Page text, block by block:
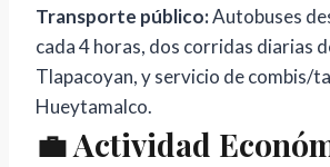
Transporte público:Autobuses
cada 4 horas, dos corridas diarias
Tlapacoyan, y servicio de combis/
Hueytamalco.
💼 Actividad